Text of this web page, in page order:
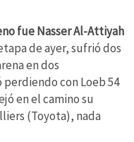
fue Nasser Al-Attiyah
de ayer, sufrió dos
en dos
con Loeb 54
en el camino su
(Toyota), nada